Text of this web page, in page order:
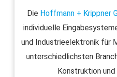
Die Hoffmann + Krippner
individuelle
und Industrieelektronik für
unterschiedlichsten
Konstruktion